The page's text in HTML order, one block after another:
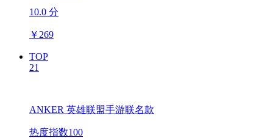
10.0 分
￥ 269
TOP
21
ANKER 英雄联盟手游联名款
热度指数100